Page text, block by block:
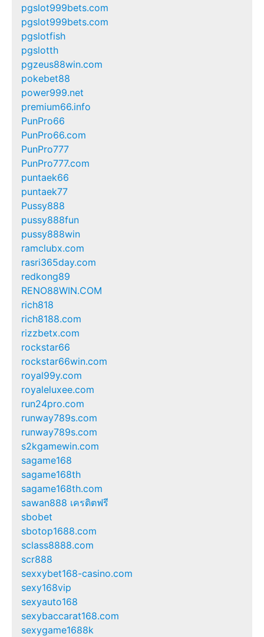
pgslot999bets.com
pgslot999bets.com
pgslotfish
pgslotth
pgzeus88win.com
pokebet88
power999.net
premium66.info
PunPro66
PunPro66.com
PunPro777
PunPro777.com
puntaek66
puntaek77
Pussy888
pussy888fun
pussy888win
ramclubx.com
rasri365day.com
redkong89
RENO88WIN.COM
rich818
rich8188.com
rizzbetx.com
rockstar66
rockstar66win.com
royal99y.com
royaleluxee.com
run24pro.com
runway789s.com
runway789s.com
s2kgamewin.com
sagame168
sagame168th
sagame168th.com
sawan888 เครดิตฟรี
sbobet
sbotop1688.com
sclass8888.com
scr888
sexxybet168-casino.com
sexy168vip
sexyauto168
sexybaccarat168.com
sexygame1688k